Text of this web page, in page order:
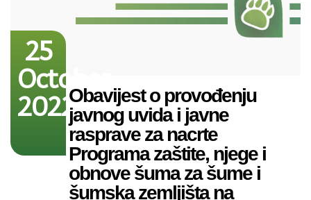
25
October
2022Obavijest o provođenju
javnog uvida i javne
rasprave za nacrte
Programa zaštite, njege i
obnove šuma za šume i
šumska zemljišta na